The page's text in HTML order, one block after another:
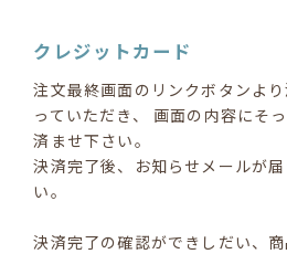
クレジットカード
注文最終画面のリンクボタンよ
っていただき、 画面の内容にそ
済ませ下さい。
決済完了後、お知らせメールが
い。
決済完了の確認ができしだい、商